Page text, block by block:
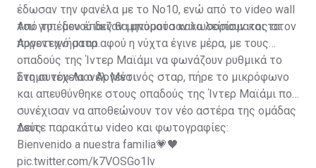
έδωσαν την φανέλα με το Νο10, ενώ από το video wall
του γηπέδου έπαιζαν μηνύματα καλωσορίσματος στον
Αργεντινό σταρ.
Από το... μενού δεν θα μπορούσαν να λείπουν και τα
πυροτεχνήματα αφού η νύχτα έγινε μέρα, με τους
οπαδούς της Ίντερ Μαϊάμι να φωνάζουν ρυθμικά το
όνομα του Λιονέλ Μέσι.
Στη συνέχεια ο Αργεντινός σταρ, πήρε το μικρόφωνο
και απευθύνθηκε στους οπαδούς της Ίντερ Μαϊάμι που
συνέχισαν να αποθεώνουν τον νέο αστέρα της ομάδας
τους.
Δείτε παρακάτω video και φωτογραφίες:
Bienvenido a nuestra familia💗🖤
pic.twitter.com/k7VOSGo1lv